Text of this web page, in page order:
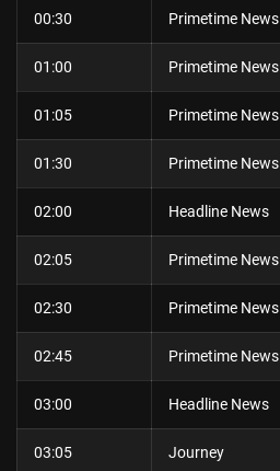
00:30 Primetime News
01:00 Primetime News
01:05 Primetime News
01:30 Primetime News
02:00 Headline News
02:05 Primetime News
02:30 Primetime News
02:45 Primetime News
03:00 Headline News
03:05 Journey